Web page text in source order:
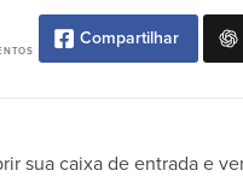
Compartilhar
sua caixa de entrada e